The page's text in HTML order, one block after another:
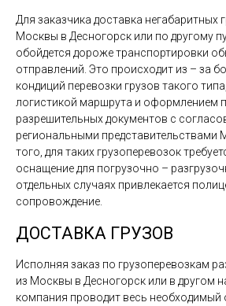
Для заказчика доставка негабаритных
Москвы в Десногорск или по другому
обойдется дороже транспортировки
отправлений. Это происходит из – за
кондиций перевозки грузов такого
логистикой маршрута и оформлением
разрешительных документов с
региональными представительствами
того, для таких грузоперевозок
оснащение для погрузочно –
отдельных случаях привлекается
сопровождение.
ДОСТАВКА ГРУЗОВ
Исполняя заказ по грузоперевозкам
из Москвы в Десногорск или в другом
компания проводит весь необходимый